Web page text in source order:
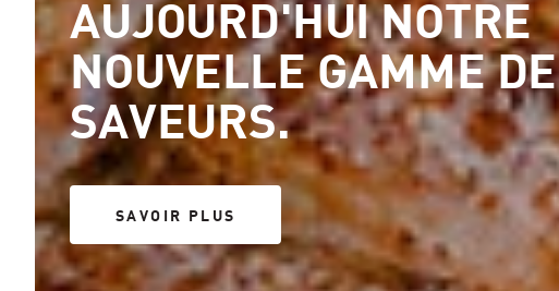
AUJOURD'HUI NOTRE
NOUVELLE GAMME DE
SAVEURS.
SAVOIR PLUS
SAVOIR PLUS